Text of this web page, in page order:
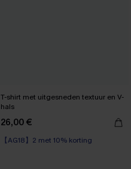
T-shirt met uitgesneden textuur en V-
hals
26,00 €
【AG18】2 met 10% korting